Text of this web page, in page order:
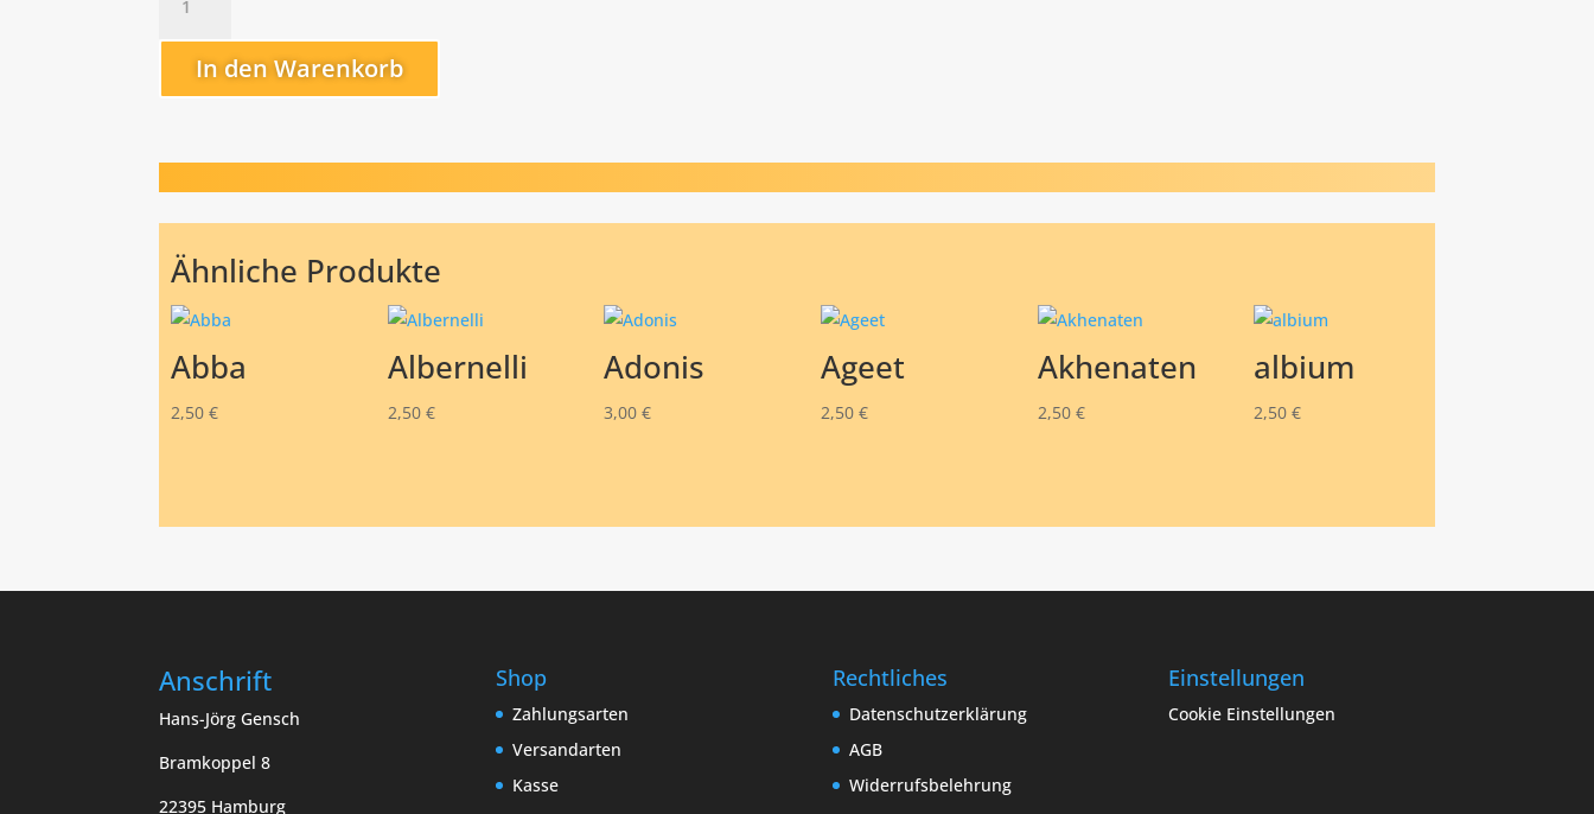
Menge
In den Warenkorb
Ähnliche Produkte
Abba
2,50€
Albernelli
2,50 €
Adonis
3,00€
Ageet
2,50 €
Akhenaten
2,50 €
albium
2,50€
Anschrift
Hans-Jörg Gensch
Bramkoppel 8
22395 Hamburg
Shop
Zahlungsarten
Versandarten
Kasse
Rechtliches
Datenschutzerklärung
AGB
Widerrufsbelehrung
Einstellungen
Cookie Einstellungen